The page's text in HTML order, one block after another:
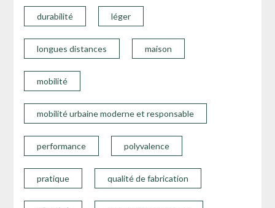
durabilité léger
longues distances maison
mobilité
mobilité urbaine moderne et responsable
performance polyvalence
pratique qualité de fabrication